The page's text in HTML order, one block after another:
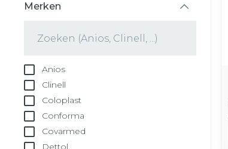
Merken
Anios
Clinell
Coloplast
Conforma
Covarmed
Dettol